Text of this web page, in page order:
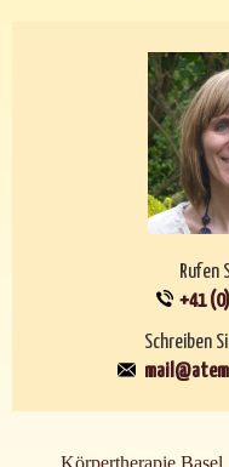
Rufen
+41
Schreiben
Körpertherapie Basel